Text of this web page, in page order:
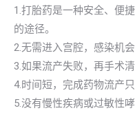
1.打胎药是一种安全、便
的途径。
2.无需进入宫腔，感染机会
3.如果流产失败，再手术
4.时间短，完成药物流产
5.没有慢性疾病或过敏性哮